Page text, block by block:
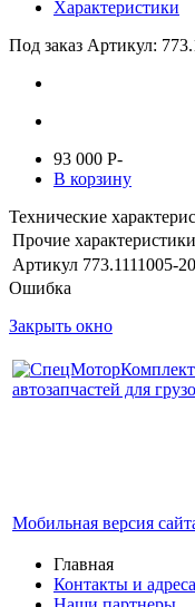
Характеристики
Под заказ Артикул:
93 000 P-
В корзину
Технические
Прочие характеристики
Артикул 773.1111005-
Ошибка
Закрыть окно
Мобильная версия
Главная
Контакты и адреса